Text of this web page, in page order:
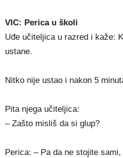
VIC: Perica u školi
Uđe učiteljica u razred i kaže:
ustane.
Nitko nije ustao i nakon 5
Pita njega učiteljica:
– Zašto misliš da si glup?
Perica: – Pa da ne stojite sami,